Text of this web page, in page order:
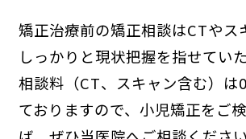
矯正治療前の矯正相談はCTやス
しっかりと現状把握を指せてい
相談料（CT、スキャン含む）は
ておりますので、小児矯正をご